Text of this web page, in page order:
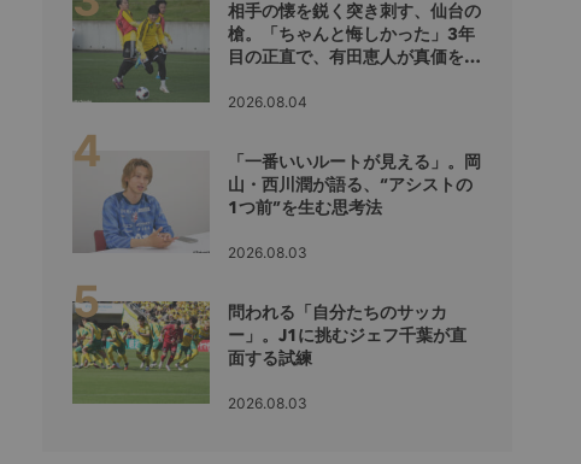
相手の懐を鋭く突き刺す、仙台の
槍。「ちゃんと悔しかった」3年
目の正直で、有田恵人が真価を示
2026.08.04
「一番いいルートが見える」。岡
山・西川潤が語る、“アシストの
1つ前”を生む思考法
2026.08.03
問われる「自分たちのサッカ
ー」。J1に挑むジェフ千葉が直
面する試練
2026.08.03